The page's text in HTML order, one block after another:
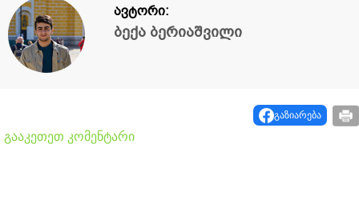
ავტორი:
ბექა ბერიაშვილი
გაზიარება
გააკეთეთ კომენტარი